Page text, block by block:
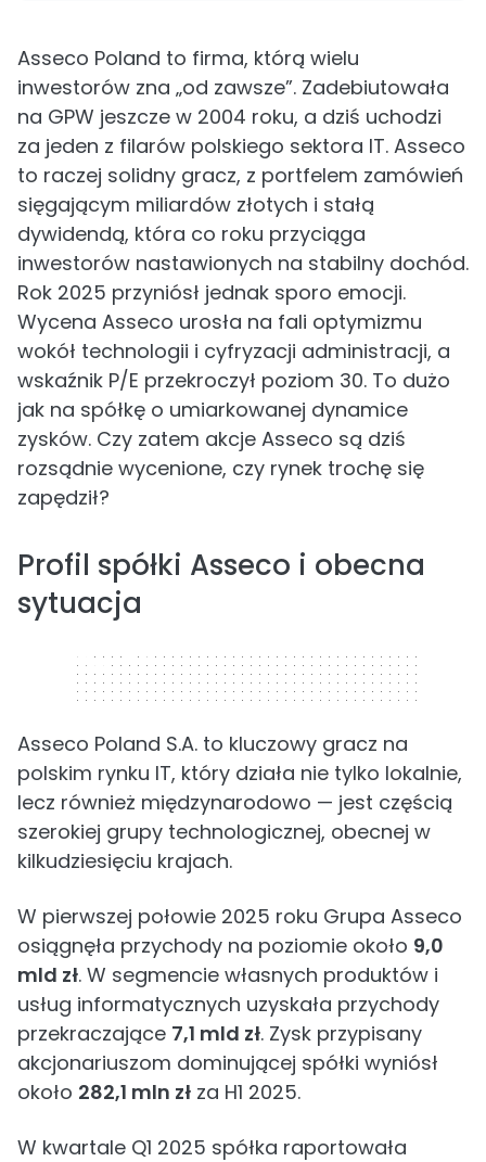
Asseco Poland to firma, którą wielu
inwestorów zna „od zawsze”. Zadebiutowała
na GPW jeszcze w 2004 roku, a dziś uchodzi
za jeden z filarów polskiego sektora IT. Asseco
to raczej solidny gracz, z portfelem zamówień
sięgającym miliardów złotych i stałą
dywidendą, która co roku przyciąga
inwestorów nastawionych na stabilny dochód.
Rok 2025 przyniósł jednak sporo emocji.
Wycena Asseco urosła na fali optymizmu
wokół technologii i cyfryzacji administracji, a
wskaźnik P/E przekroczył poziom 30. To dużo
jak na spółkę o umiarkowanej dynamice
zysków. Czy zatem akcje Asseco są dziś
rozsądnie wycenione, czy rynek trochę się
zapędził?
Profil spółki Asseco i obecna
sytuacja
320 x 50
Asseco Poland S.A. to kluczowy gracz na
polskim rynku IT, który działa nie tylko lokalnie,
lecz również międzynarodowo — jest częścią
szerokiej grupy technologicznej, obecnej w
kilkudziesięciu krajach.
W pierwszej połowie 2025 roku Grupa Asseco
osiągnęła przychody na poziomie około 9,0
mld zł. W segmencie własnych produktów i
usług informatycznych uzyskała przychody
przekraczające 7,1 mld zł. Zysk przypisany
akcjonariuszom dominującej spółki wyniósł
około 282,1 mln zł za H1 2025.
W kwartale Q1 2025 spółka raportowała